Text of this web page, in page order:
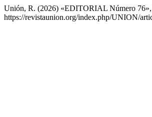
Unión, R. (2026) «EDITORIAL Número 76»,
https://revistaunion.org/index.php/UNION/